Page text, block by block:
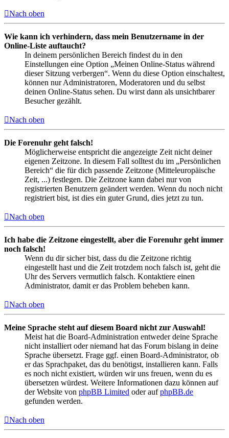
Nach oben
Wie kann ich verhindern, dass mein Benutzername in der
Online-Liste auftaucht?
In deinem persönlichen Bereich findest du in den
Einstellungen eine Option „Meinen Online-Status während
dieser Sitzung verbergen“. Wenn du diese Option einschaltest,
können nur Administratoren, Moderatoren und du selbst
deinen Online-Status sehen. Du wirst dann als unsichtbarer
Besucher gezählt.
Nach oben
Die Forenuhr geht falsch!
Möglicherweise entspricht die angezeigte Zeit nicht deiner
eigenen Zeitzone. In diesem Fall solltest du im „Persönlichen
Bereich“ die für dich passende Zeitzone (Mitteleuropäische
Zeit, ...) festlegen. Die Zeitzone kann dabei nur von
registrierten Benutzern geändert werden. Wenn du noch nicht
registriert bist, ist dies ein guter Grund, dies jetzt zu tun.
Nach oben
Ich habe die Zeitzone eingestellt, aber die Forenuhr geht immer
noch falsch!
Wenn du dir sicher bist, dass du die Zeitzone richtig
eingestellt hast und die Zeit trotzdem noch falsch ist, geht die
Uhr des Servers vermutlich falsch. Kontaktiere einen
Administrator, damit er das Problem beheben kann.
Nach oben
Meine Sprache steht auf diesem Board nicht zur Auswahl!
Meist hat die Board-Administration entweder deine Sprache
nicht installiert oder niemand hat das Forum bislang in deine
Sprache übersetzt. Frage ggf. einen Board-Administrator, ob
er das Sprachpaket, das du benötigst, installieren kann. Falls
es noch nicht existiert, würden wir uns freuen, wenn du es
übersetzen würdest. Weitere Informationen dazu können auf
der Website von phpBB Limited oder aufphpBB.de
gefunden werden.
Nach oben